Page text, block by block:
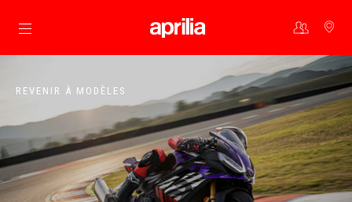
Aller au contenu principal
REVENIR À MODÈLES